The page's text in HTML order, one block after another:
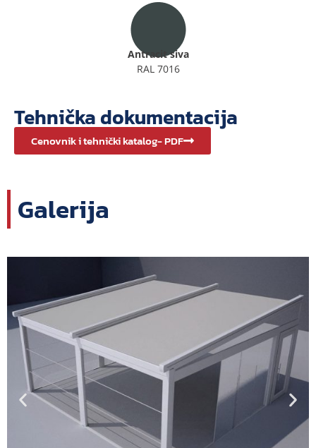
Antracit siva
RAL 7016
Tehnička dokumentacija
Cenovnik i tehnički katalog- PDF
Galerija